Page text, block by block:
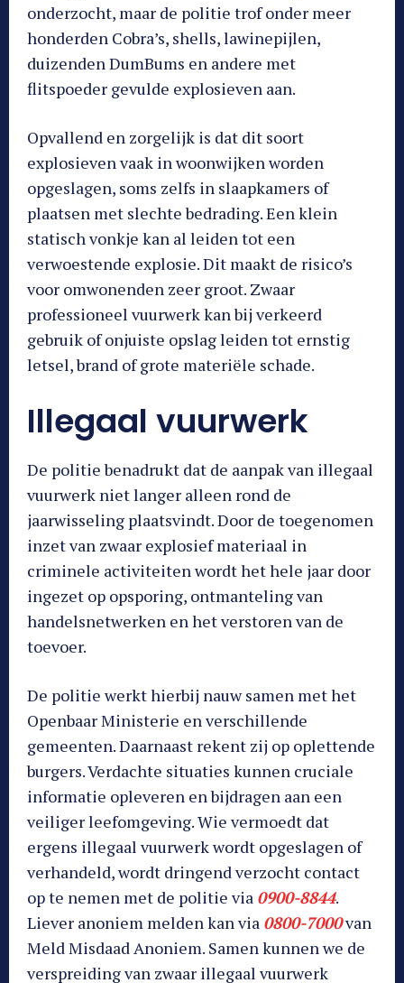
onderzocht, maar de politie trof onder meer
honderden Cobra’s, shells, lawinepijlen,
duizenden DumBums en andere met
flitspoeder gevulde explosieven aan.
Opvallend en zorgelijk is dat dit soort
explosieven vaak in woonwijken worden
opgeslagen, soms zelfs in slaapkamers of
plaatsen met slechte bedrading. Een klein
statisch vonkje kan al leiden tot een
verwoestende explosie. Dit maakt de risico’s
voor omwonenden zeer groot. Zwaar
professioneel vuurwerk kan bij verkeerd
gebruik of onjuiste opslag leiden tot ernstig
letsel, brand of grote materiële schade.
Illegaal vuurwerk
De politie benadrukt dat de aanpak van illegaal
vuurwerk niet langer alleen rond de
jaarwisseling plaatsvindt. Door de toegenomen
inzet van zwaar explosief materiaal in
criminele activiteiten wordt het hele jaar door
ingezet op opsporing, ontmanteling van
handelsnetwerken en het verstoren van de
toevoer.
De politie werkt hierbij nauw samen met het
Openbaar Ministerie en verschillende
gemeenten. Daarnaast rekent zij op oplettende
burgers. Verdachte situaties kunnen cruciale
informatie opleveren en bijdragen aan een
veiliger leefomgeving. Wie vermoedt dat
ergens illegaal vuurwerk wordt opgeslagen of
verhandeld, wordt dringend verzocht contact
op te nemen met de politie via 0900-8844.
Liever anoniem melden kan via 0800-7000van
Meld Misdaad Anoniem. Samen kunnen we de
verspreiding van zwaar illegaal vuurwerk